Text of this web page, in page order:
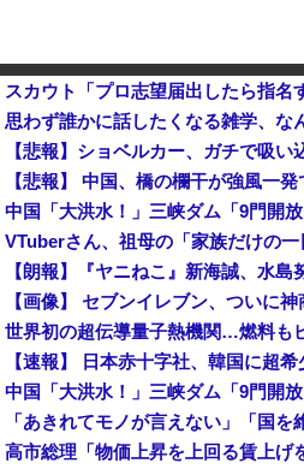
思わず誰かに話したくなる雑学、な
【悲報】ショベルカー、ガチで吸い
【画像】 セブンイレブン、ついに